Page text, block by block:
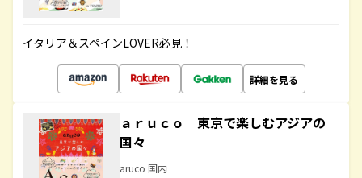
イタリア＆スペインLOVER必見！
詳細を見る
ａｒｕｃｏ 東京で楽しむアジアの
国々
aruco 国内